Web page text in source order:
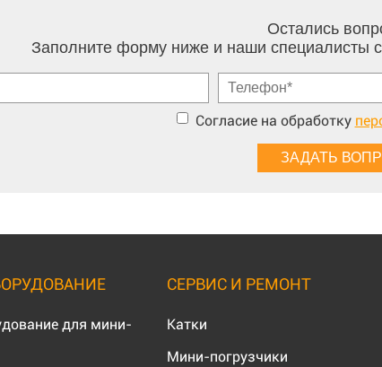
Остались
Заполните форму ниже и наши специалисты
Согласие на обработку
для мини-
СЕРВИС И РЕМОНТ
Катки
Мини-погрузчики